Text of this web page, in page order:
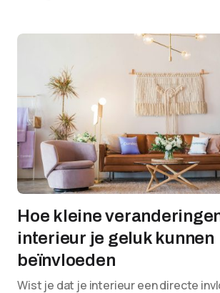
Hoe kleine
interieur je geluk kunnen
beïnvloeden
Wist je dat je interieur een directe